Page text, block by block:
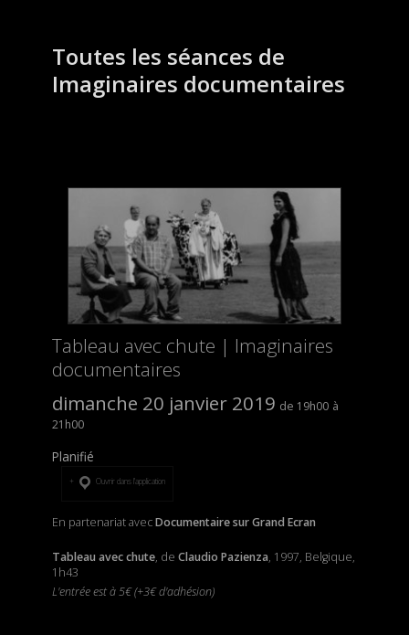
Toutes les séances de
Imaginaires documentaires
Tableau avec chute | Imaginaires
documentaires
dimanche 20 janvier 2019
19h00
21h00
Planifié
Ouvrir dans l’application
En partenariat avecDocumentaire sur Grand Ecran
Tableau avec chute, de Claudio Pazienza, 1997, Belgique,
1h43
L'entrée est à 5€ (+3€ d'adhésion)